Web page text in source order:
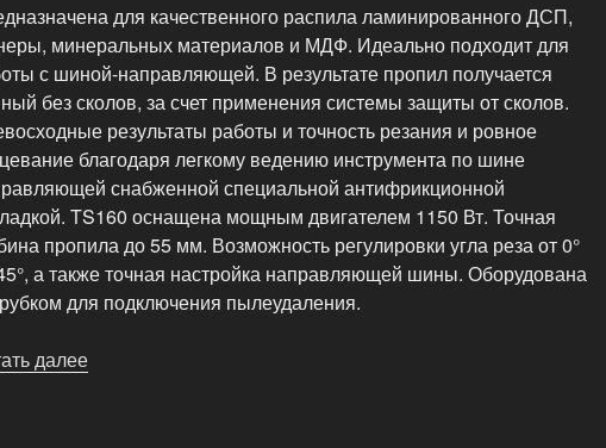
для качественного распила ламинированного ДСП,
минеральных материалов и МДФ. Идеально подходит для
с шиной-направляющей. В результате пропил получается
без сколов, за счет применения системы защиты от сколов.
результаты работы и точность резания и ровное
благодаря легкому ведению инструмента по шине
снабженной специальной антифрикционной
TS160 оснащена мощным двигателем 1150 Вт. Точная
пропила до 55 мм. Возможность регулировки угла реза от 0°
а также точная настройка направляющей шины. Оборудована
для подключения пылеудаления.
далее